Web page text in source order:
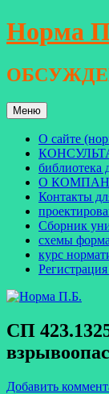
Перейти
к
Норма
Меню
О сайте
библиотека
О
Контакты
Сборник
схемы
курс
СП
Добавить